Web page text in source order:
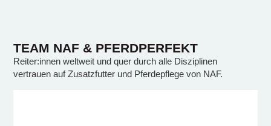
TEAM NAF & PFERDPERFEKT
Reiter:innen weltweit und quer durch alle Disziplinen
vertrauen auf Zusatzfutter und Pferdepflege von NAF.